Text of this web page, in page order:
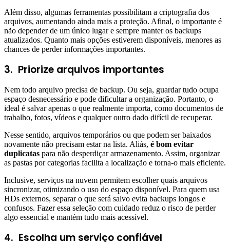
Além disso, algumas ferramentas possibilitam a criptografia dos
arquivos, aumentando ainda mais a proteção. Afinal, o importante é
não depender de um único lugar e sempre manter os backups
atualizados. Quanto mais opções estiverem disponíveis, menores as
chances de perder informações importantes.
3. Priorize arquivos importantes
Nem todo arquivo precisa de backup. Ou seja, guardar tudo ocupa
espaço desnecessário e pode dificultar a organização. Portanto, o
ideal é salvar apenas o que realmente importa, como documentos de
trabalho, fotos, vídeos e qualquer outro dado difícil de recuperar.
Nesse sentido, arquivos temporários ou que podem ser baixados
novamente não precisam estar na lista. Aliás, é bom evitar
duplicatas para não desperdiçar armazenamento. Assim, organizar
as pastas por categorias facilita a localização e torna-o mais eficiente.
Inclusive, serviços na nuvem permitem escolher quais arquivos
sincronizar, otimizando o uso do espaço disponível. Para quem usa
HDs externos, separar o que será salvo evita backups longos e
confusos. Fazer essa seleção com cuidado reduz o risco de perder
algo essencial e mantém tudo mais acessível.
4. Escolha um serviço confiável